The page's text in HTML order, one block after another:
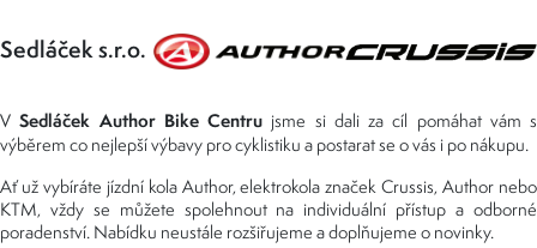
Sedláček s.r.o.
VSedláček Author Bike Centru jsme si dali za cíl pomáhat vám s
výběrem co nejlepší výbavy pro cyklistiku a postarat se o vás i po nákupu.
Ať už vybíráte jízdní kola Author, elektrokola značek Crussis, Author nebo
KTM, vždy se můžete spolehnout na individuální přístup a odborné
poradenství. Nabídku neustále rozšiřujeme a doplňujeme o novinky.